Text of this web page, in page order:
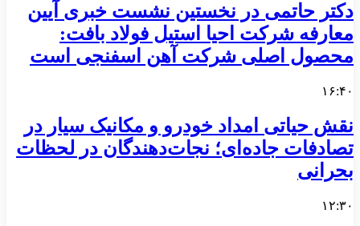
دکتر حاتمی در نخستین نشست خبری آیین
معارفه شرکت احیا استیل فولاد بافت:
محصول اصلی شرکت آهن اسفنجی است
۱۶:۴۰
نقش حیاتی امداد خودرو و مکانیک سیار در
تصادفات جاده‌ای؛ نجات‌دهندگان در لحظات
بحرانی
۱۲:۳۰